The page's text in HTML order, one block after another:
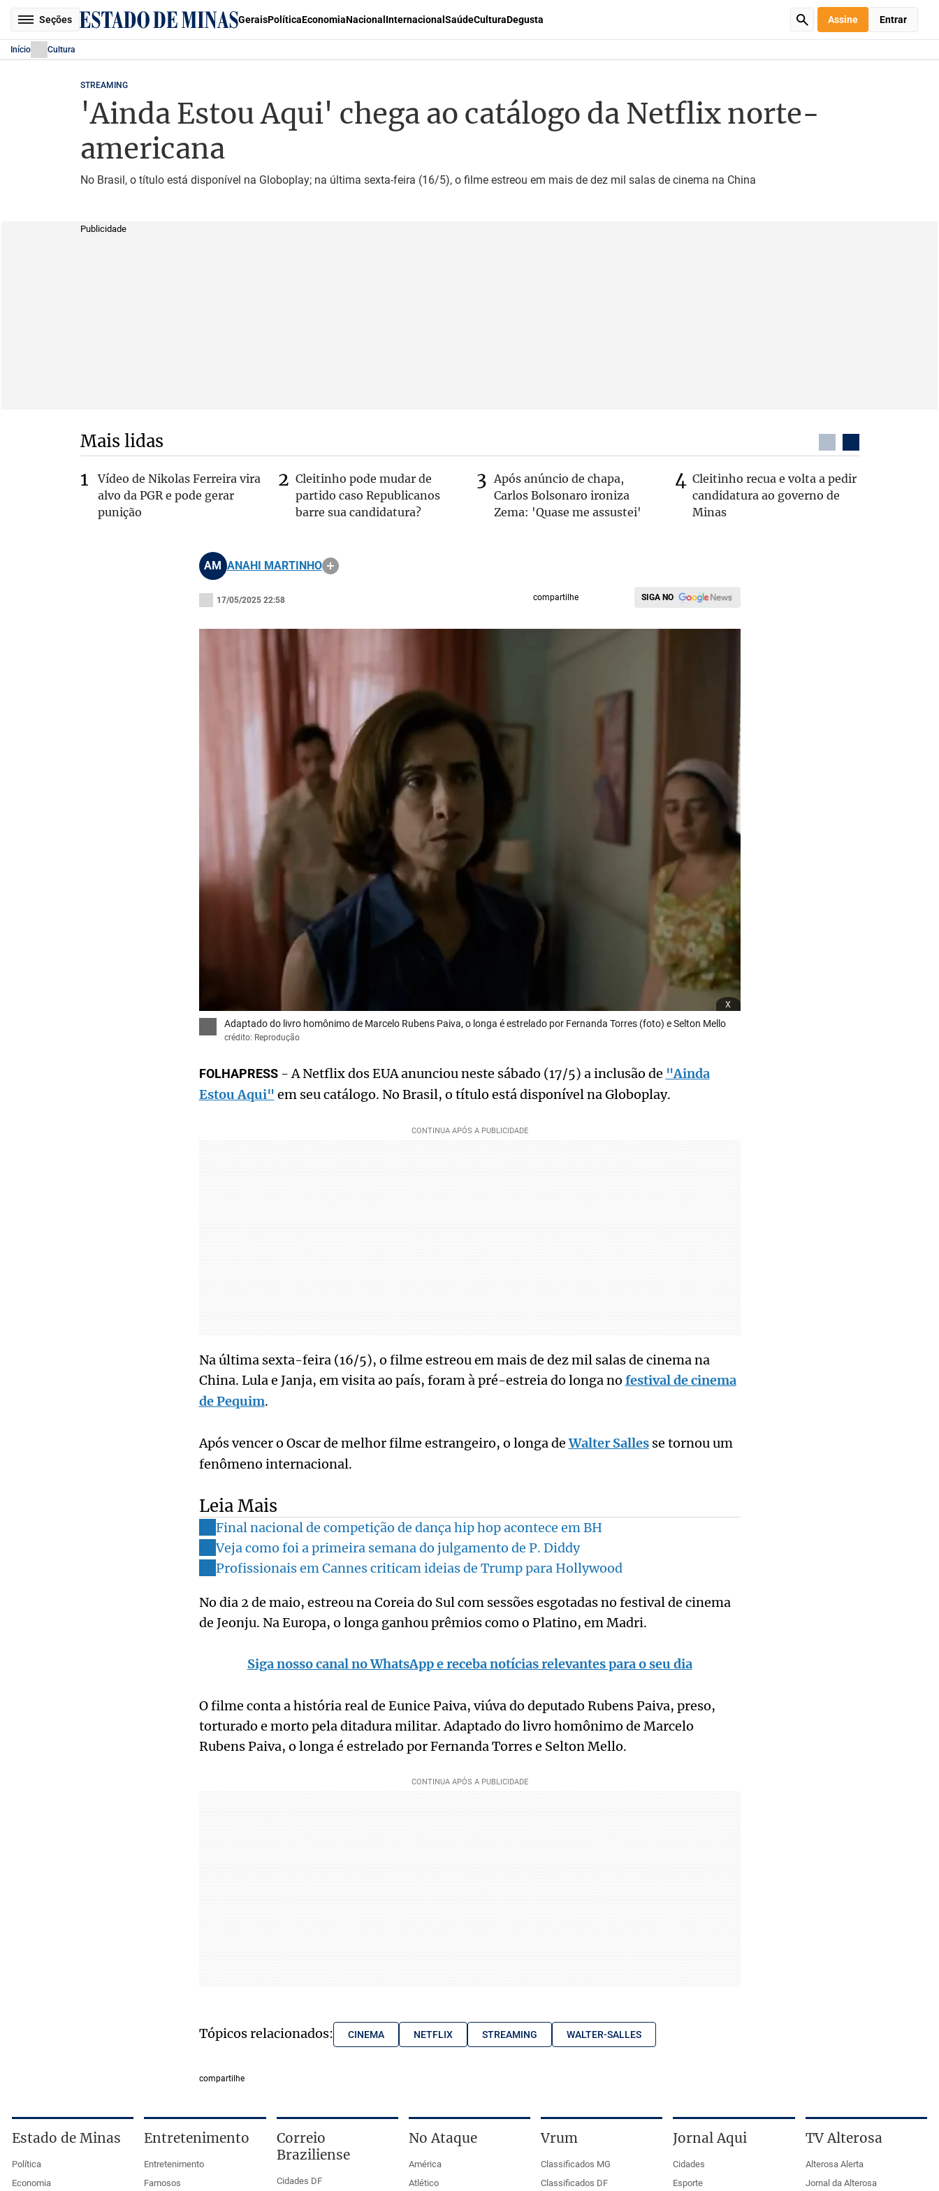
Seções GeraisPolíticaEconomiaNacional Internacional SaúdeCulturaDegusta Assine Entrar
Início Cultura
STREAMING
'Ainda Estou Aqui' chega ao catálogo da Netflix norte-
americana
No Brasil, o título está disponível na Globoplay; na última sexta-feira (16/5), o filme estreou em mais de dez mil salas de cinema na China
Publicidade
Mais lidas
Vídeo de Nikolas Ferreira vira
alvo da PGR e pode gerar
punição
Cleitinho pode mudar de
partido caso Republicanos
barre sua candidatura?
Após anúncio de chapa,
Carlos Bolsonaro ironiza
Zema: 'Quase me assustei'
Cleitinho recua e volta a pedir
candidatura ao governo de
Minas
AM ANAHI MARTINHO
17/05/2025 22:58 compartilhe SIGA NO
x
Adaptado do livro homônimo de Marcelo Rubens Paiva, o longa é estrelado por Fernanda Torres (foto) e Selton Mello
crédito: Reprodução
FOLHAPRESS- A Netflix dos EUA anunciou neste sábado (17/5) a inclusão de "Ainda
Estou Aqui" em seu catálogo. No Brasil, o título está disponível na Globoplay.
Na última sexta-feira (16/5), o filme estreou em mais de dez mil salas de cinema na
China. Lula e Janja, em visita ao país, foram à pré-estreia do longa no festival de cinema
de Pequim.
Após vencer o Oscar de melhor filme estrangeiro, o longa deWalter Sallesse tornou um
fenômeno internacional.
Leia Mais
Final nacional de competição de dança hip hop acontece em BH
Veja como foi a primeira semana do julgamento de P. Diddy
Profissionais em Cannes criticam ideias de Trump para Hollywood
No dia 2 de maio, estreou na Coreia do Sul com sessões esgotadas no festival de cinema
de Jeonju. Na Europa, o longa ganhou prêmios como o Platino, em Madri.
Siga nosso canal no WhatsApp e receba notícias relevantes para o seu dia
O filme conta a história real de Eunice Paiva, viúva do deputado Rubens Paiva, preso,
torturado e morto pela ditadura militar. Adaptado do livro homônimo de Marcelo
Rubens Paiva, o longa é estrelado por Fernanda Torres e Selton Mello.
Tópicos relacionados: CINEMA NETFLIX STREAMING WALTER-SALLES
compartilhe
Estado de Minas
Política
Economia
Entretenimento
Entretenimento
Famosos
Correio
Braziliense
Cidades DF
No Ataque
América
Atlético
Vrum
Classificados MG
Classificados DF
Jornal Aqui
Cidades
Esporte
TV Alterosa
Alterosa Alerta
Jornal da Alterosa